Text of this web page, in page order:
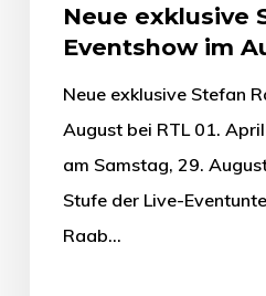
Neue exklusive
Eventshow im
Neue exklusive Stefan
August bei RTL 01.
am Samstag, 29.
Stufe der Live-
Raab…